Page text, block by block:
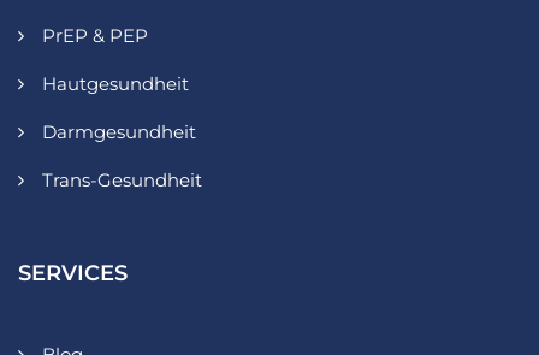
PrEP & PEP
Hautgesundheit
Darmgesundheit
Trans-Gesundheit
SERVICES